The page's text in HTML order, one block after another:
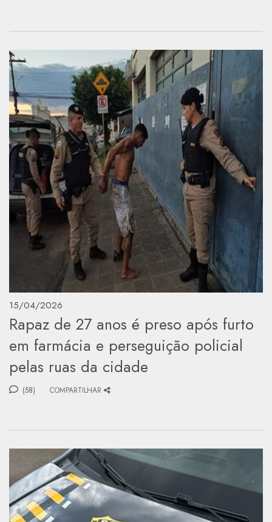
15/04/2026
Rapaz de 27 anos é preso após furto
em farmácia e perseguição policial
pelas ruas da cidade
(58) COMPARTILHAR